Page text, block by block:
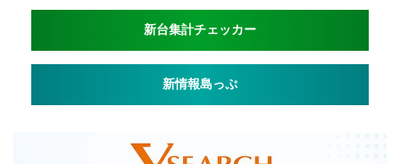
新台集計チェッカー
新情報島っぷ